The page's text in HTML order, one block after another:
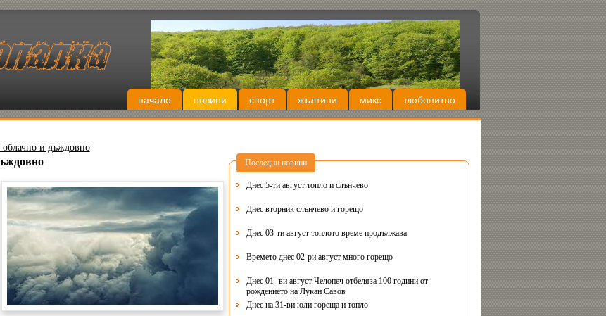
начало новини спорт жълтини микс любопитно
и дъждовно
Последни новини
Днес 5-ти август топло и слънчево
Днес вторник слънчево и горещо
Днес 03-ти август топлото време продължава
Времето днес 02-ри август много горещо
Днес 01 -ви август Челопеч отбеляза 100 години от
рождението на Лукан Савов
Днес на 31-ви юли гореща и топло